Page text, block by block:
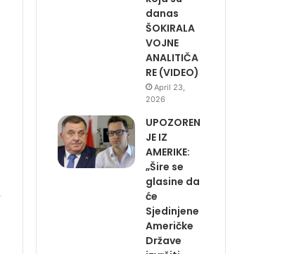
danas
ŠOKIRALA
VOJNE
ANALITIČA
RE (VIDEO)
April 23,
2026
UPOZOREN
JE IZ
AMERIKE:
„Šire se
glasine da
će
Sjedinjene
Američke
Države